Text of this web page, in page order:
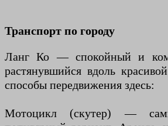
Транспорт по городу
Ланг Ко — спокойный и
растянувшийся вдоль
способы передвижения здесь:
Мотоцикл (скутер) —